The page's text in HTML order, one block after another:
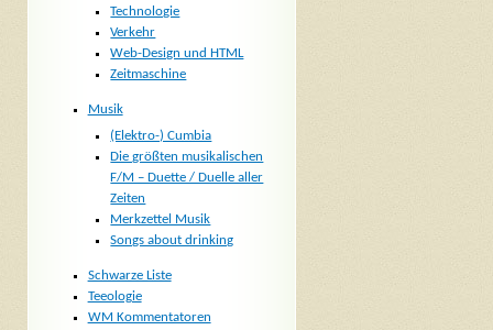
Technologie
Verkehr
Web-Design und HTML
Zeitmaschine
Musik
(Elektro-) Cumbia
Die größten musikalischen
F/M – Duette / Duelle aller
Zeiten
Merkzettel Musik
Songs about drinking
Schwarze Liste
Teeologie
WM Kommentatoren